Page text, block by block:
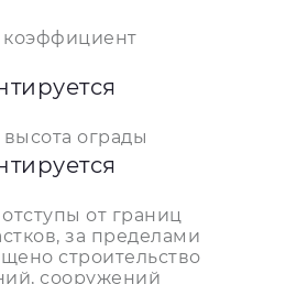
ограды
от границ
за пределами
строительство
сооружений